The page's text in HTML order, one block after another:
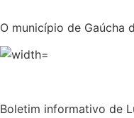
O município de Gaúcha
Boletim informativo de